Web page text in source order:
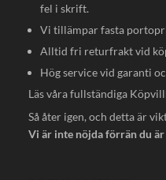
fel i skrift.
Vi tillämpar fasta
Alltid fri returfrakt vid
Hög service vid garanti
Läs våra fullständiga
Så åter igen, och detta är
Vi är inte nöjda förrän du